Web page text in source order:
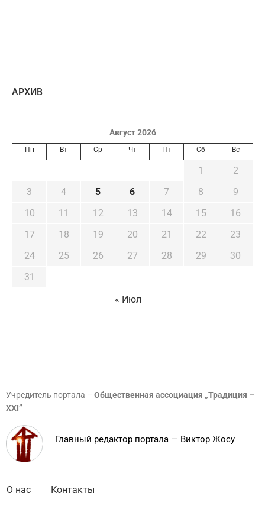
AРХИВ
Август 2026
Пн Вт Ср Чт Пт Сб Вс
1
2
3
4 5 6 7 8
9
10
11 12 13 14 15
16
17
18 19 20 21 22
23
24
25 26 27 28 29
30
31
« Июл
Учредитель портала – Общественная ассоциация „Традиция –
XXI”
Главный редактор портала — Виктор Жосу
О нас Контакты